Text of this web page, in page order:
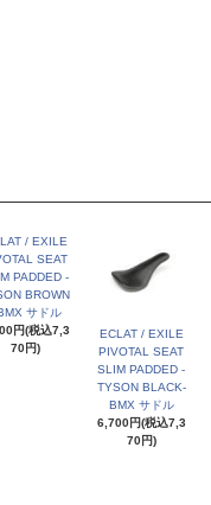
/ EXILE
SEAT
PADDED -
BROWN
サドル
円(税込7,3
70円)
ECLAT / EXILE
PIVOTAL SEAT
SLIM PADDED -
TYSON BLACK-
BMX サドル
6,700円(税込7,3
70円)